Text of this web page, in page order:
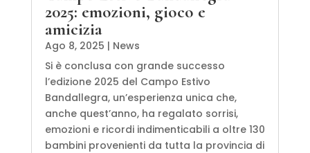
2025: emozioni, gioco e
amicizia
Ago 8, 2025 | News
Si è conclusa con grande successo
l’edizione 2025 del Campo Estivo
Bandallegra, un’esperienza unica che,
anche quest’anno, ha regalato sorrisi,
emozioni e ricordi indimenticabili a oltre 130
bambini provenienti da tutta la provincia di